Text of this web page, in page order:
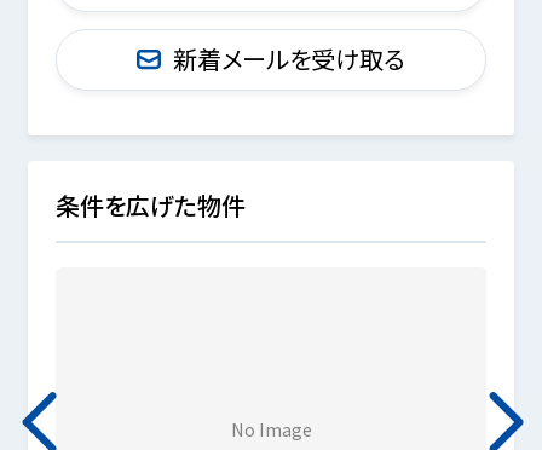
新着メールを受け取る
条件を広げた物件
No Image